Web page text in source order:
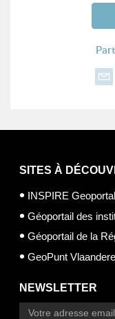
SITES À
INSPIRE Geoportal
Géoportail des
Géoportail de la
GeoPunt
NEWSLETTER